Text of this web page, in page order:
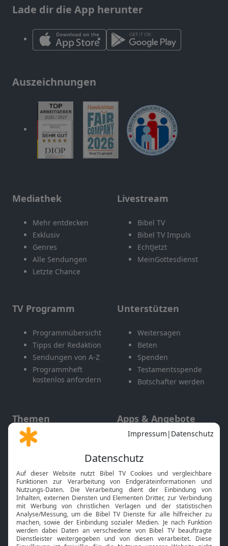
Lade dir die App herunter
Auszeichnungen
Mediathek
Mehr entdecken
Exklusiv
Genres
Alle Sendungen
Letzte Chance
Livestream
Bibel TV
Bibel TV Impuls
EchtJetzt
MeinGottesdienst
TV Programm
Programmübersicht
Tipps der Redaktion
Sendungen von A-Z
Programmheft
kostenlos anfordern
Unterstützen
Weitersagen
Beten
Spenden
Testamentsspende
Botschafter werden
Themen
Gott und Bibel erklärt
Neuigkeiten
Apps & Angebote
Mobile App
Smart TV
HbbTV
Bibelthek Online-Bibel
Nächster Gottesdienst